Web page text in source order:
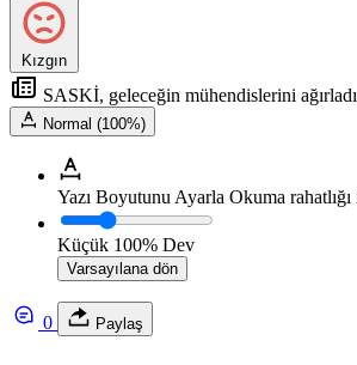
Kızgın
SASKİ, geleceğin mühendislerini ağırladı
Normal (100%)
Yazı Boyutunu Ayarla Okuma
Küçük 100% Dev
Varsayılana dön
0 Paylaş